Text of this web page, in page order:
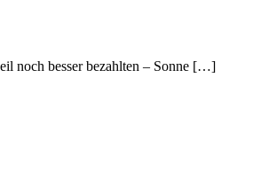
noch besser bezahlten – Sonne […]